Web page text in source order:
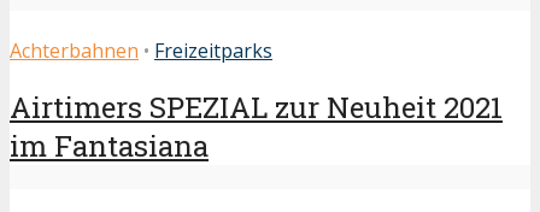
Achterbahnen • Freizeitparks
Airtimers SPEZIAL zur Neuheit 2021
im Fantasiana